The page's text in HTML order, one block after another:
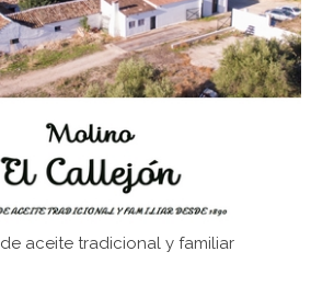
La alfabetización en el campo: del
la autogestión
del poblado de Los Hurones
aceite tradicional y familiar